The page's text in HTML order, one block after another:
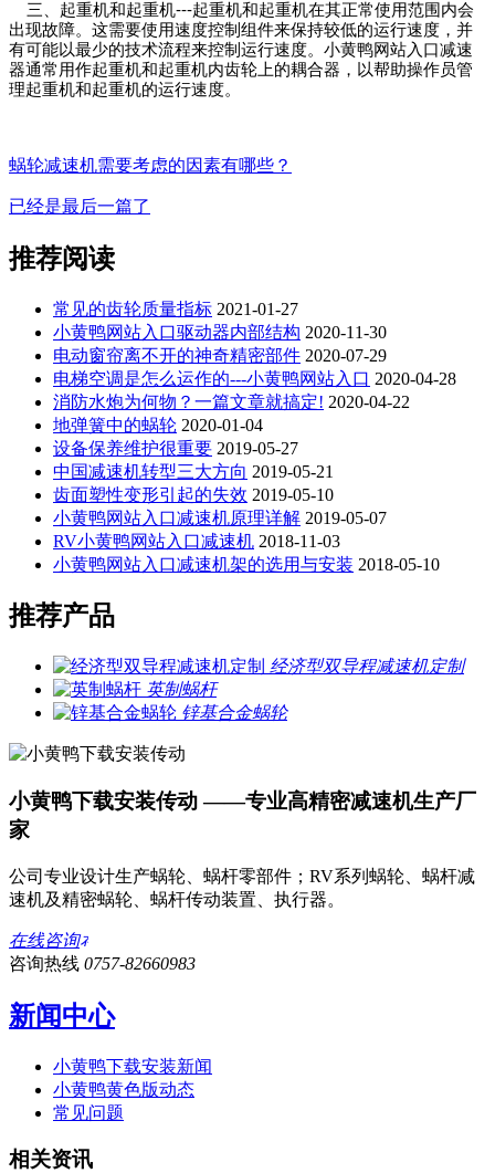
三、起重机和起重机---起重机和起重机在其正常使用范围内会
出现故障。这需要使用速度控制组件来保持较低的运行速度 ，并
有可能以最少的技术流程来控制运行速度。小黄鸭网站入口减速
器通常用作起重机和起重机内齿轮上的耦合器，以帮助操作员管
理起重机和起重机的运行速度。
蜗轮减速机需要考虑的因素有哪些？
已经是最后一篇了
推荐阅读
常见的齿轮质量指标 2021-01-27
小黄鸭网站入口驱动器内部结构 2020-11-30
电动窗帘离不开的神奇精密部件 2020-07-29
电梯空调是怎么运作的---小黄鸭网站入口 2020-04-28
消防水炮为何物？一篇文章就搞定! 2020-04-22
地弹簧中的蜗轮 2020-01-04
设备保养维护很重要 2019-05-27
中国减速机转型三大方向 2019-05-21
齿面塑性变形引起的失效 2019-05-10
小黄鸭网站入口减速机原理详解 2019-05-07
RV小黄鸭网站入口减速机 2018-11-03
小黄鸭网站入口减速机架的选用与安装 2018-05-10
推荐产品
经济型双导程减速机定制
英制蜗杆
锌基合金蜗轮
小黄鸭下载安装传动 ——专业高精密减速机生产厂
家
公司专业设计生产蜗轮、蜗杆零部件；RV系列蜗轮、蜗杆减
速机及精密蜗轮、蜗杆传动装置、执行器。
在线咨询
咨询热线 0757-82660983
新闻中心
小黄鸭下载安装新闻
小黄鸭黄色版动态
常见问题
相关资讯